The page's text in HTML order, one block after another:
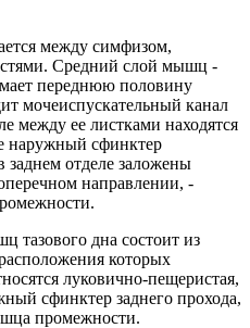
между симфизом,
Средний слой мышц -
переднюю половину
мочеиспускательный канал
между ее листками находятся
наружный сфинктер
заднем отделе заложены
направлении, -
дна состоит из
которых
луковично-пещеристая,
сфинктер заднего прохода,
промежности.